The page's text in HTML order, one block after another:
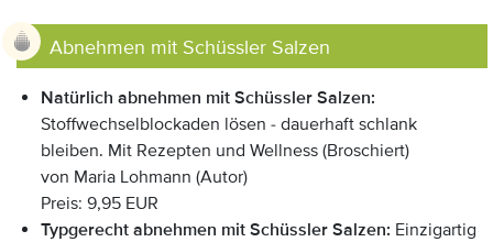
Abnehmen mit Schüssler Salzen
Natürlich abnehmen mit Schüssler Salzen:
Stoffwechselblockaden lösen - dauerhaft schlank
bleiben. Mit Rezepten und Wellness (Broschiert)
von Maria Lohmann (Autor)
Preis: 9,95 EUR
Typgerecht abnehmen mit Schüssler Salzen: Einzigartig